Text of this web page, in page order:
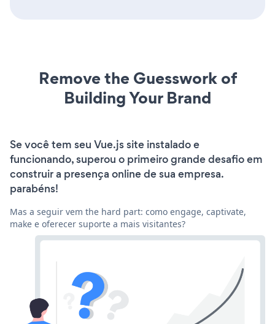
Remove the Guesswork of
Building Your Brand
Se você tem seu Vue.js site instalado e
funcionando, superou o primeiro grande desafio em
construir a presença online de sua empresa.
parabéns!
Mas a seguir vem the hard part: como engage, captivate,
make e oferecer suporte a mais visitantes?